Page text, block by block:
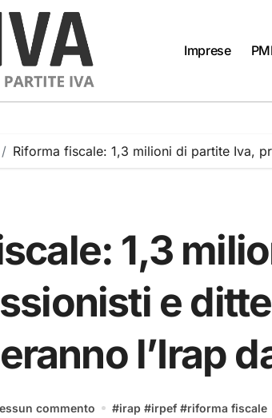
Imprese PMI
Riforma fiscale: 1,3 milioni di partite Iva,
1,3
e
l’Irap
commento #irap #irpef #riforma fiscale